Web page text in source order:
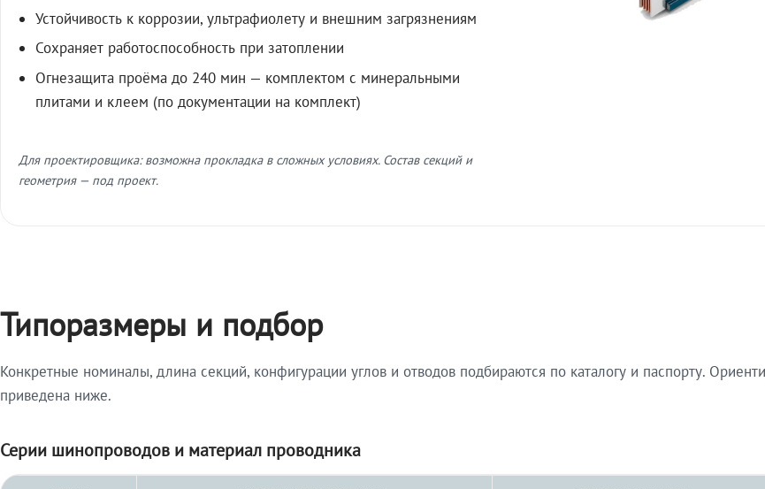
Устойчивость к коррозии, ультрафиолету и внешним загрязнениям
Сохраняет работоспособность при затоплении
Огнезащита проёма до 240 мин — комплектом с минеральными
плитами и клеем (по документации на комплект)
Для проектировщика: возможна прокладка в сложных условиях. Состав секций и
геометрия — под проект.
Типоразмеры и подбор
Конкретные номиналы, длина секций, конфигурации углов и отводов подбираются по каталогу и паспорту.
приведена ниже.
Серии шинопроводов и материал проводника